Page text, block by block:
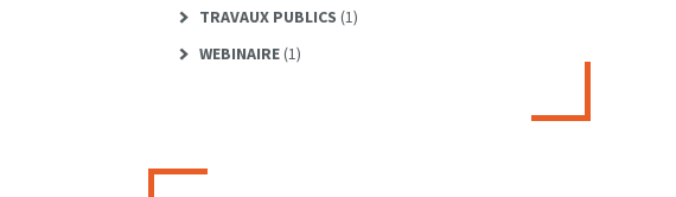
TRAVAUX PUBLICS (1)
WEBINAIRE(1)